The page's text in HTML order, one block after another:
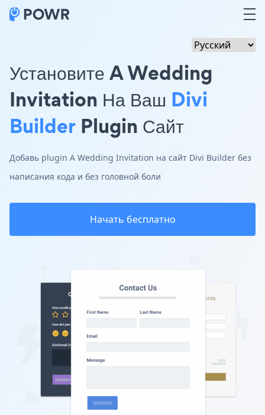
Установите A Wedding
Invitation На Ваш Divi
Builder Plugin Сайт
Добавь plugin A Wedding Invitation на сайт Divi Builder без
написания кода и без головной боли
Начать бесплатно